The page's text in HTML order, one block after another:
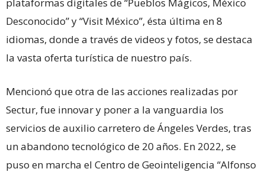
plataformas digitales de “Pueblos Mágicos, México
Desconocido” y “Visit México”, ésta última en 8
idiomas, donde a través de videos y fotos, se destaca
la vasta oferta turística de nuestro país.
Mencionó que otra de las acciones realizadas por
Sectur, fue innovar y poner a la vanguardia los
servicios de auxilio carretero de Ángeles Verdes, tras
un abandono tecnológico de 20 años. En 2022, se
puso en marcha el Centro de Geointeligencia “Alfonso